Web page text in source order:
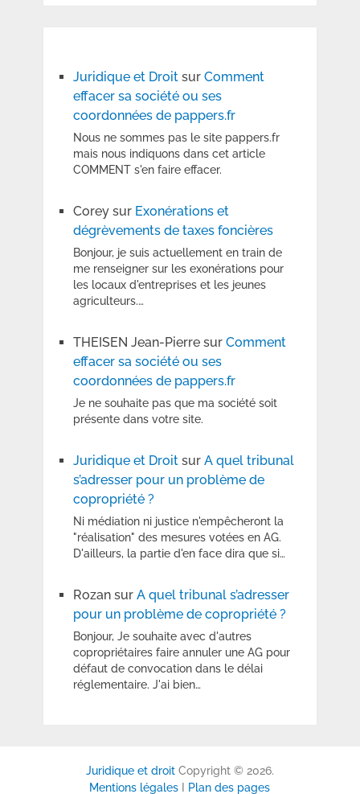
Juridique et Droitsur Comment
effacer sa société ou ses
coordonnées de pappers.fr
Nous ne sommes pas le site pappers.fr
mais nous indiquons dans cet article
COMMENT s'en faire effacer.
Coreysur Exonérations et
dégrèvements de taxes foncières
Bonjour, je suis actuellement en train de
me renseigner sur les exonérations pour
les locaux d'entreprises et les jeunes
agriculteurs.…
THEISEN Jean-Pierresur Comment
effacer sa société ou ses
coordonnées de pappers.fr
Je ne souhaite pas que ma société soit
présente dans votre site.
Juridique et Droitsur A quel tribunal
s’adresser pour un problème de
copropriété ?
Ni médiation ni justice n'empêcheront la
"réalisation" des mesures votées en AG.
D'ailleurs, la partie d'en face dira que si…
Rozansur A quel tribunal s’adresser
pour un problème de copropriété ?
Bonjour, Je souhaite avec d'autres
copropriétaires faire annuler une AG pour
défaut de convocation dans le délai
réglementaire. J'ai bien…
Juridique et droitCopyright © 2026.
Mentions légales I Plan des pages